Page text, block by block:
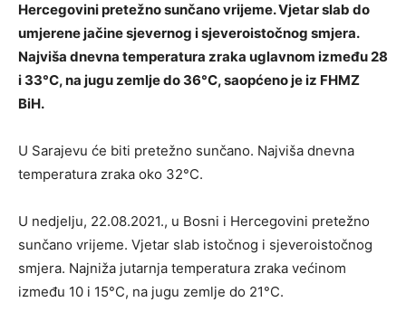
Hercegovini pretežno sunčano vrijeme. Vjetar slab do
umjerene jačine sjevernog i sjeveroistočnog smjera.
Najviša dnevna temperatura zraka uglavnom između 28
i 33°C, na jugu zemlje do 36°C, saopćeno je iz FHMZ
BiH.
U Sarajevu će biti pretežno sunčano. Najviša dnevna
temperatura zraka oko 32°C.
U nedjelju, 22.08.2021., u Bosni i Hercegovini pretežno
sunčano vrijeme. Vjetar slab istočnog i sjeveroistočnog
smjera. Najniža jutarnja temperatura zraka većinom
između 10 i 15°C, na jugu zemlje do 21°C.